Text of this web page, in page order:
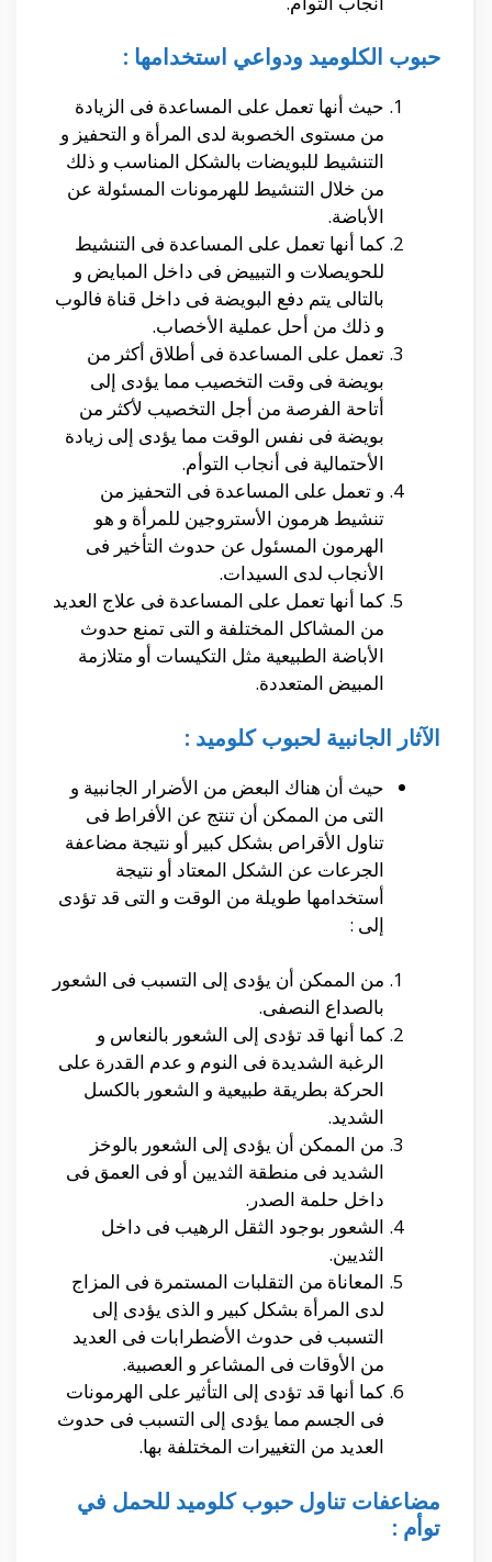
حبوب الكلوميد ودواعي استخدامها :
حيث أنها تعمل على المساعدة فى الزيادة
من مستوى الخصوبة لدى المرأة و التحفيز و
التنشيط للبويضات بالشكل المناسب و ذلك
من خلال التنشيط للهرمونات المسئولة عن
الأباضة.
كما أنها تعمل على المساعدة فى التنشيط
للحويصلات و التبييض فى داخل المبايض و
بالتالى يتم دفع البويضة فى داخل قناة فالوب
و ذلك من أحل عملية الأخصاب.
تعمل على المساعدة فى أطلاق أكثر من
بويضة فى وقت التخصيب مما يؤدى إلى
أتاحة الفرصة من أجل التخصيب لأكثر من
بويضة فى نفس الوقت مما يؤدى إلى زيادة
الأحتمالية فى أنجاب التوأم.
و تعمل على المساعدة فى التحفيز من
تنشيط هرمون الأستروجين للمرأة و هو
الهرمون المسئول عن حدوث التأخير فى
الأنجاب لدى السيدات.
كما أنها تعمل على المساعدة فى علاج العديد
من المشاكل المختلفة و التى تمنع حدوث
الأباضة الطبيعية مثل التكيسات أو متلازمة
المبيض المتعددة.
الآثار الجانبية لحبوب كلوميد :
حيث أن هناك البعض من الأضرار الجانبية و
التى من الممكن أن تنتج عن الأفراط فى
تناول الأقراص بشكل كبير أو نتيجة مضاعفة
الجرعات عن الشكل المعتاد أو نتيجة
أستخدامها طويلة من الوقت و التى قد تؤدى
إلى :
من الممكن أن يؤدى إلى التسبب فى الشعور
بالصداع النصفى.
كما أنها قد تؤدى إلى الشعور بالنعاس و
الرغبة الشديدة فى النوم و عدم القدرة على
الحركة بطريقة طبيعية و الشعور بالكسل
الشديد.
من الممكن أن يؤدى إلى الشعور بالوخز
الشديد فى منطقة الثديين أو فى العمق فى
داخل حلمة الصدر.
الشعور بوجود الثقل الرهيب فى داخل
الثديين.
المعاناة من التقلبات المستمرة فى المزاج
لدى المرأة بشكل كبير و الذى يؤدى إلى
التسبب فى حدوث الأضطرابات فى العديد
من الأوقات فى المشاعر و العصبية.
كما أنها قد تؤدى إلى التأثير على الهرمونات
فى الجسم مما يؤدى إلى التسبب فى حدوث
العديد من التغييرات المختلفة بها.
مضاعفات تناول حبوب كلوميد للحمل في
توأم :